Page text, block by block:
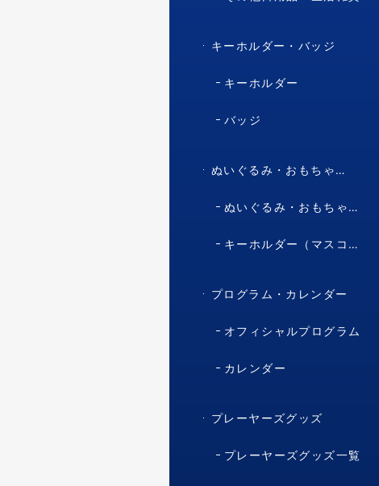
キーホルダー・バッジ
キーホルダー
バッジ
ぬいぐるみ・おもちゃ・マスコット・キャラクター
ぬいぐるみ・おもちゃ（マスコット・キャラクター）
キーホルダー（マスコット・キャラクター）
プログラム・カレンダー
オフィシャルプログラム
カレンダー
プレーヤーズグッズ
プレーヤーズグッズ一覧